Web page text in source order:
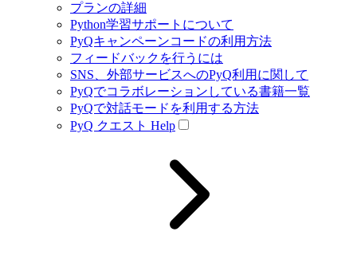
プランの詳細
Python学習サポートについて
PyQキャンペーンコードの利用方法
フィードバックを行うには
SNS、外部サービスへのPyQ利用に関して
PyQでコラボレーションしている書籍一覧
PyQで対話モードを利用する方法
PyQ クエスト Help